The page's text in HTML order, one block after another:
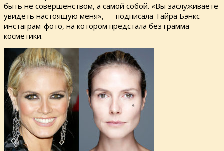
быть не совершенством, а самой собой. «Вы заслуживаете
увидеть настоящую меня», — подписала Тайра Бэнкс
инстаграм-фото, на котором предстала без грамма
косметики.